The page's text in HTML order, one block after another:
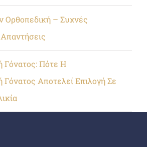
Ορθοπεδική – Συχνές
Γόνατος: Πότε Η
Γόνατος Αποτελεί Επιλογή Σε